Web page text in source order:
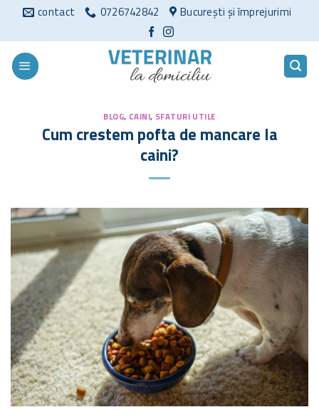
conținut
contact 0726742842 București și împrejurimi
BLOG, CAINI, SFATURI UTILE
Cum crestem pofta de mancare la
caini?